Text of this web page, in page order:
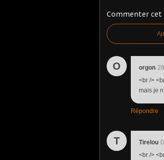
Commenter
O orgon
<br />
mais je
Répondre
T Tirelou
<br />